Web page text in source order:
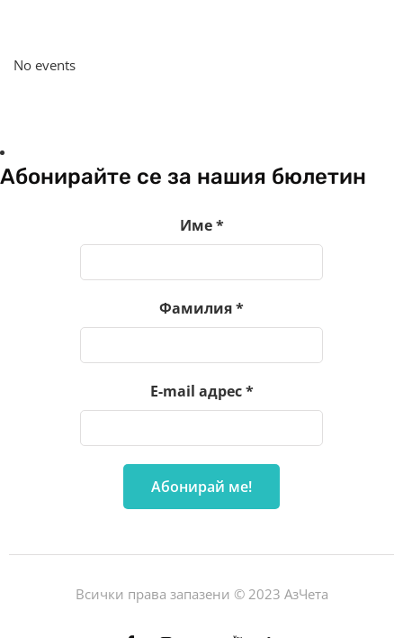
No events
Абонирайте се за нашия бюлетин
Име*
Фамилия*
E-mail адрес*
Всички права запазени © 2023 АзЧета